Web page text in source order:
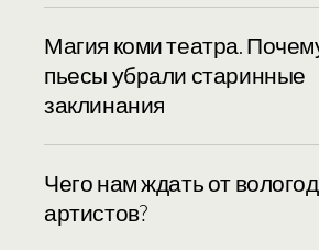
Магия коми театра.
пьесы убрали старинные
заклинания
Чего нам ждать от
артистов?